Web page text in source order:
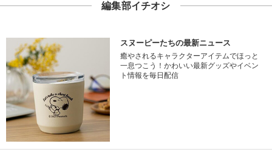
編集部イチオシ
スヌーピーたちの最新ニュース
癒やされるキャラクターアイテムでほっと
一息つこう！かわいい最新グッズやイベン
ト情報を毎日配信